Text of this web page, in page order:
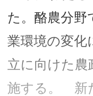
た。酪農分野
業環境の変化
立に向けた農
施する。 新